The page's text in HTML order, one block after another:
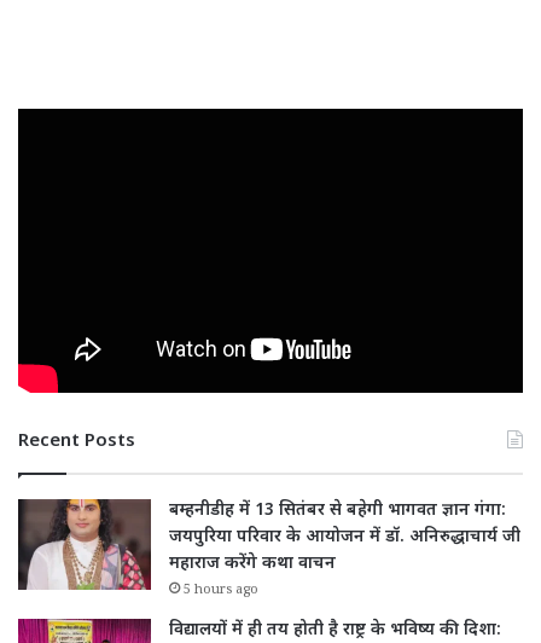
Recent Posts
बम्हनीडीह में 13 सितंबर से बहेगी भागवत ज्ञान गंगा:
जयपुरिया परिवार के आयोजन में डॉ. अनिरुद्धाचार्य जी
महाराज करेंगे कथा वाचन
5 hours ago
विद्यालयों में ही तय होती है राष्ट्र के भविष्य की दिशा: